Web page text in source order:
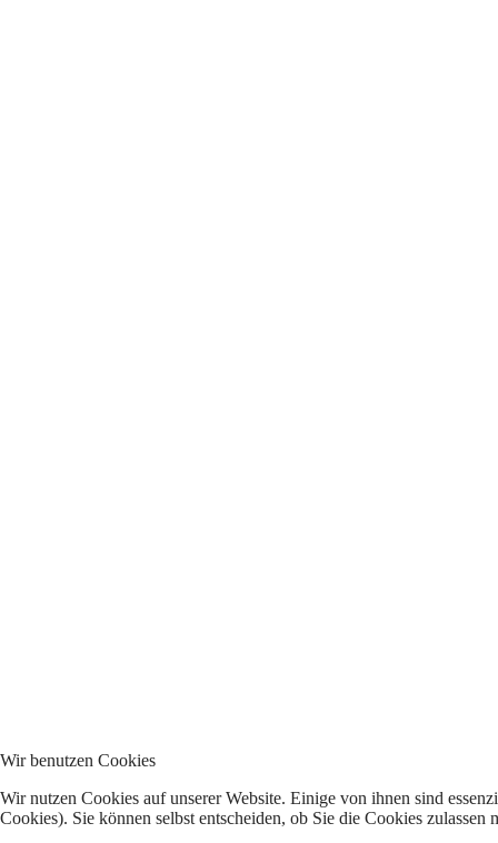
Wir benutzen Cookies
Wir nutzen Cookies auf unserer Website. Einige von ihnen sind
Cookies). Sie können selbst entscheiden, ob Sie die Cookies